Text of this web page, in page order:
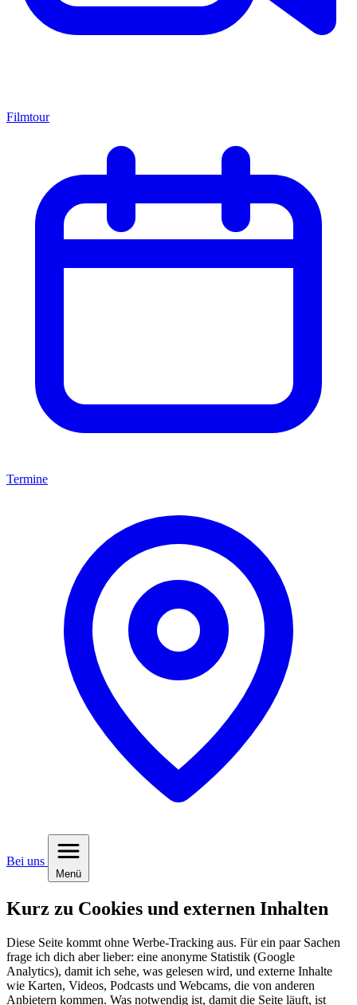
Filmtour
Termine
Bei uns
Menü
Kurz zu Cookies und externen Inhalten
Diese Seite kommt ohne Werbe-Tracking aus. Für ein paar Sachen
frage ich dich aber lieber: eine anonyme Statistik (Google
Analytics), damit ich sehe, was gelesen wird, und externe Inhalte
wie Karten, Videos, Podcasts und Webcams, die von anderen
Anbietern kommen. Was notwendig ist, damit die Seite läuft, ist